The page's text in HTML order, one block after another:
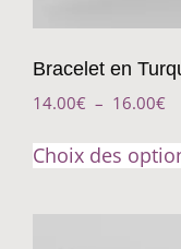
Bracelet en
14.00€ – 16.00€
Choix des